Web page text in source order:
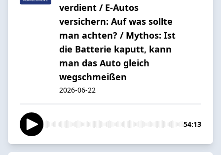
verdient / E-Autos
versichern: Auf was sollte
man achten? / Mythos: Ist
die Batterie kaputt, kann
man das Auto gleich
wegschmeißen
2026-06-22
54:13